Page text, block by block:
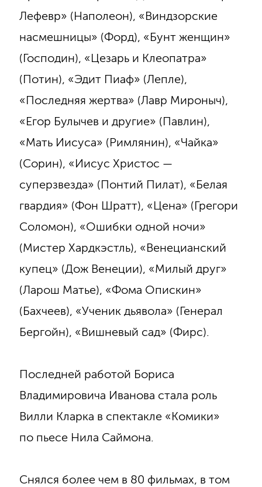
Лефевр» (Наполеон), «Виндзорские
насмешницы» (Форд), «Бунт женщин»
(Господин), «Цезарь и Клеопатра»
(Потин), «Эдит Пиаф» (Лепле),
«Последняя жертва» (Лавр Мироныч),
«Егор Булычев и другие» (Павлин),
«Мать Иисуса» (Римлянин), «Чайка»
(Сорин), «Иисус Христос —
суперзвезда» (Понтий Пилат), «Белая
гвардия» (Фон Шратт), «Цена» (Грегори
Соломон), «Ошибки одной ночи»
(Мистер Хардкэстль), «Венецианский
купец» (Дож Венеции), «Милый друг»
(Ларош Матье), «Фома Опискин»
(Бахчеев), «Ученик дьявола» (Генерал
Бергойн), «Вишневый сад» (Фирс).
Последней работой Бориса
Владимировича Иванова стала роль
Вилли Кларка в спектакле «Комики»
по пьесе Нила Саймона.
Снялся более чем в 80 фильмах, в том